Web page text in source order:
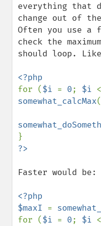
everything that
change out of
Often you use a
check the
should loop.
for ($i = 0; $i
somewhat_calcMax
Faster would be:
<?php
$maxI =
for ($i = 0; $i